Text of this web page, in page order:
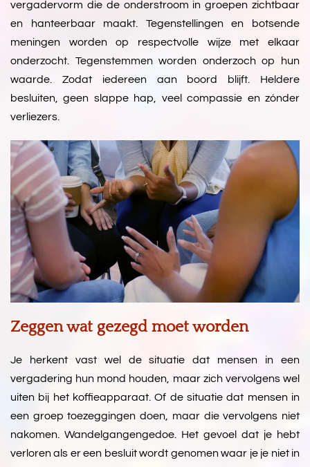
vergadervorm die de onderstroom in groepen zichtbaar
en hanteerbaar maakt. Tegenstellingen en botsende
meningen worden op respectvolle wijze met elkaar
onderzocht. Tegenstemmen worden onderzoch op hun
waarde. Zodat iedereen aan boord blijft. Heldere
besluiten, geen slappe hap, veel compassie en zónder
verliezers.
Zeggen wat gezegd moet worden
Je herkent vast wel de situatie dat mensen in een
vergadering hun mond houden, maar zich vervolgens wel
uiten bij het koffieapparaat. Of de situatie dat mensen in
een groep toezeggingen doen, maar die vervolgens niet
nakomen. Wandelgangengedoe. Het gevoel dat je hebt
verloren als er een besluit wordt genomen waar je je niet in